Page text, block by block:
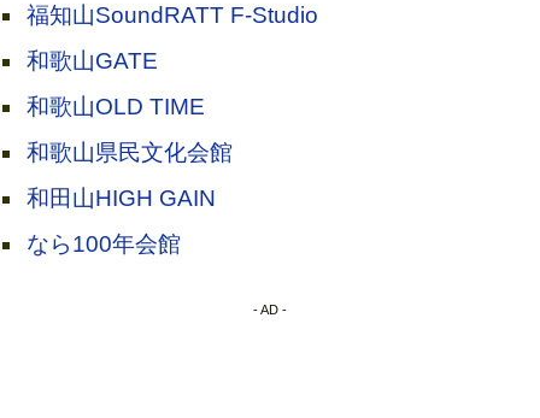
福知山SoundRATT F-Studio
和歌山GATE
和歌山OLD TIME
和歌山県民文化会館
和田山HIGH GAIN
なら100年会館
- AD -